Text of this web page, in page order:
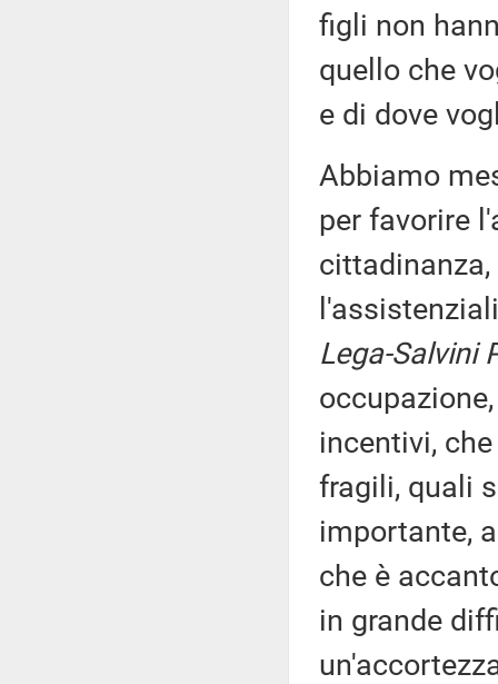
figli non
quello che
e di dove
Abbiamo
per favorire
Lega-Salvini
incentivi,
fragili, quali
importante,
che è
in grande